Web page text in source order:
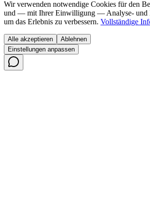
Wir verwenden notwendige Cookies für den
und — mit Ihrer Einwilligung — Analyse- und
um das Erlebnis zu verbessern. Vollständige
Alle akzeptieren
Ablehnen
Einstellungen anpassen